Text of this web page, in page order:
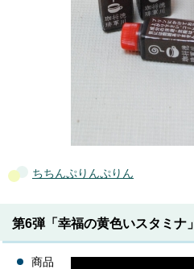
ちちんぷりんぷりん
第6弾「幸福の黄色いスタミナ」
商品